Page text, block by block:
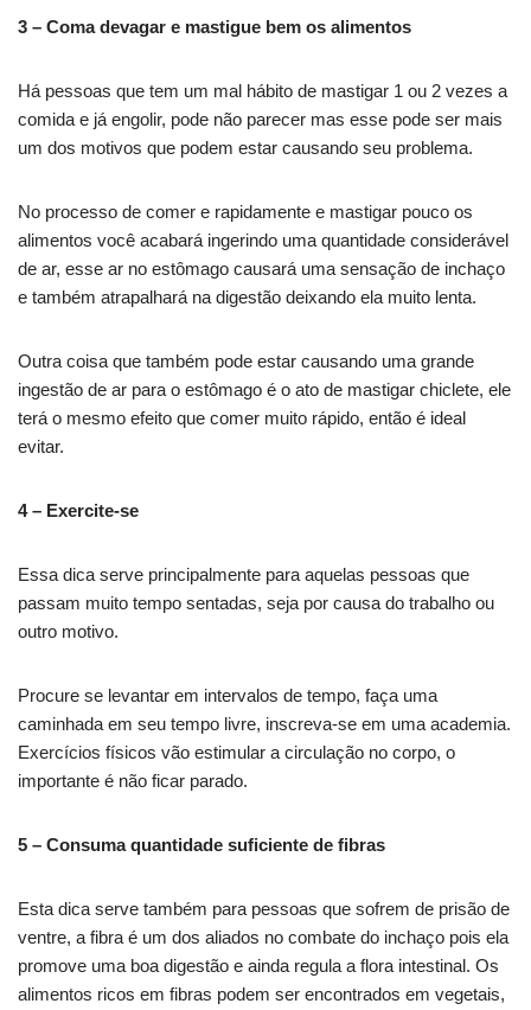
3 – Coma devagar e mastigue bem os alimentos
Há pessoas que tem um mal hábito de mastigar 1 ou 2 vezes a
comida e já engolir, pode não parecer mas esse pode ser mais
um dos motivos que podem estar causando seu problema.
No processo de comer e rapidamente e mastigar pouco os
alimentos você acabará ingerindo uma quantidade considerável
de ar, esse ar no estômago causará uma sensação de inchaço
e também atrapalhará na digestão deixando ela muito lenta.
Outra coisa que também pode estar causando uma grande
ingestão de ar para o estômago é o ato de mastigar chiclete, ele
terá o mesmo efeito que comer muito rápido, então é ideal
evitar.
4 – Exercite-se
Essa dica serve principalmente para aquelas pessoas que
passam muito tempo sentadas, seja por causa do trabalho ou
outro motivo.
Procure se levantar em intervalos de tempo, faça uma
caminhada em seu tempo livre, inscreva-se em uma academia.
Exercícios físicos vão estimular a circulação no corpo, o
importante é não ficar parado.
5 – Consuma quantidade suficiente de fibras
Esta dica serve também para pessoas que sofrem de prisão de
ventre, a fibra é um dos aliados no combate do inchaço pois ela
promove uma boa digestão e ainda regula a flora intestinal. Os
alimentos ricos em fibras podem ser encontrados em vegetais,